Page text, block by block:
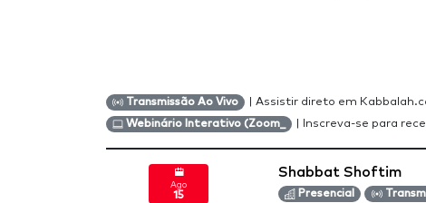
Transmissão Ao Vivo | Assistir direto em
Webinário Interativo (Zoom_ | Inscreva-se para
Ago
15
Shabbat Shoftim
Presencial